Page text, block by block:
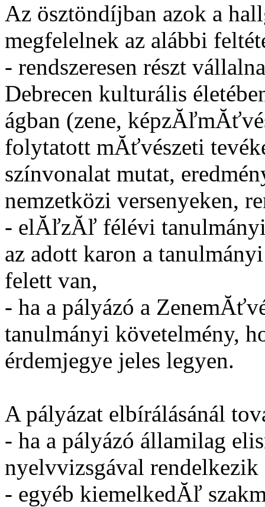
Az ösztöndíjban azok a
megfelelnek az alábbi
- rendszeresen részt
Debrecen kulturális
ágban (zene,
folytatott mĂťvészeti
színvonalat mutat,
nemzetközi versenyeken,
- elĂľzĂľ félévi
az adott karon a
felett van,
- ha a pályázó a
tanulmányi követelmény,
érdemjegye jeles legyen.
A pályázat elbírálásánál
- ha a pályázó államilag
nyelvvizsgával rendelkezik
- egyéb kiemelkedĂľ